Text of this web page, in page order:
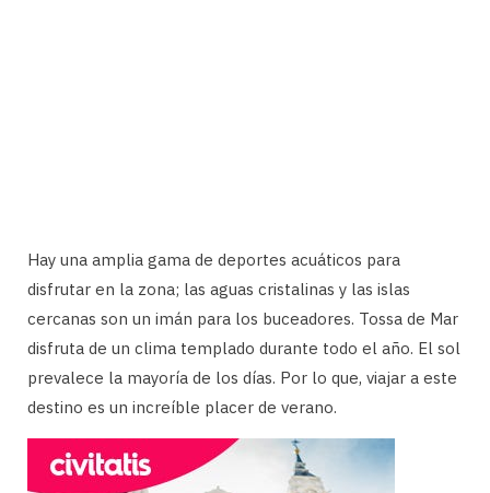
Hay una amplia gama de deportes acuáticos para
disfrutar en la zona; las aguas cristalinas y las islas
cercanas son un imán para los buceadores. Tossa de Mar
disfruta de un clima templado durante todo el año. El sol
prevalece la mayoría de los días. Por lo que, viajar a este
destino es un increíble placer de verano.